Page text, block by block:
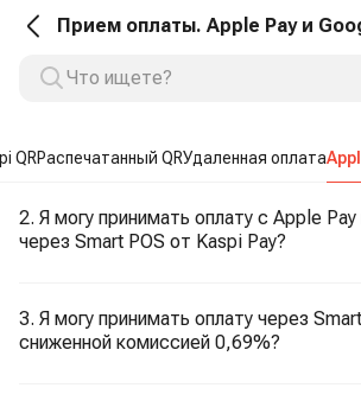
QRРаспечатанный QRУдаленная оплата
2. Я могу принимать оплату с Apple
через Smart POS от Kaspi Pay?
3. Я могу принимать оплату через
сниженной комиссией 0,69%?